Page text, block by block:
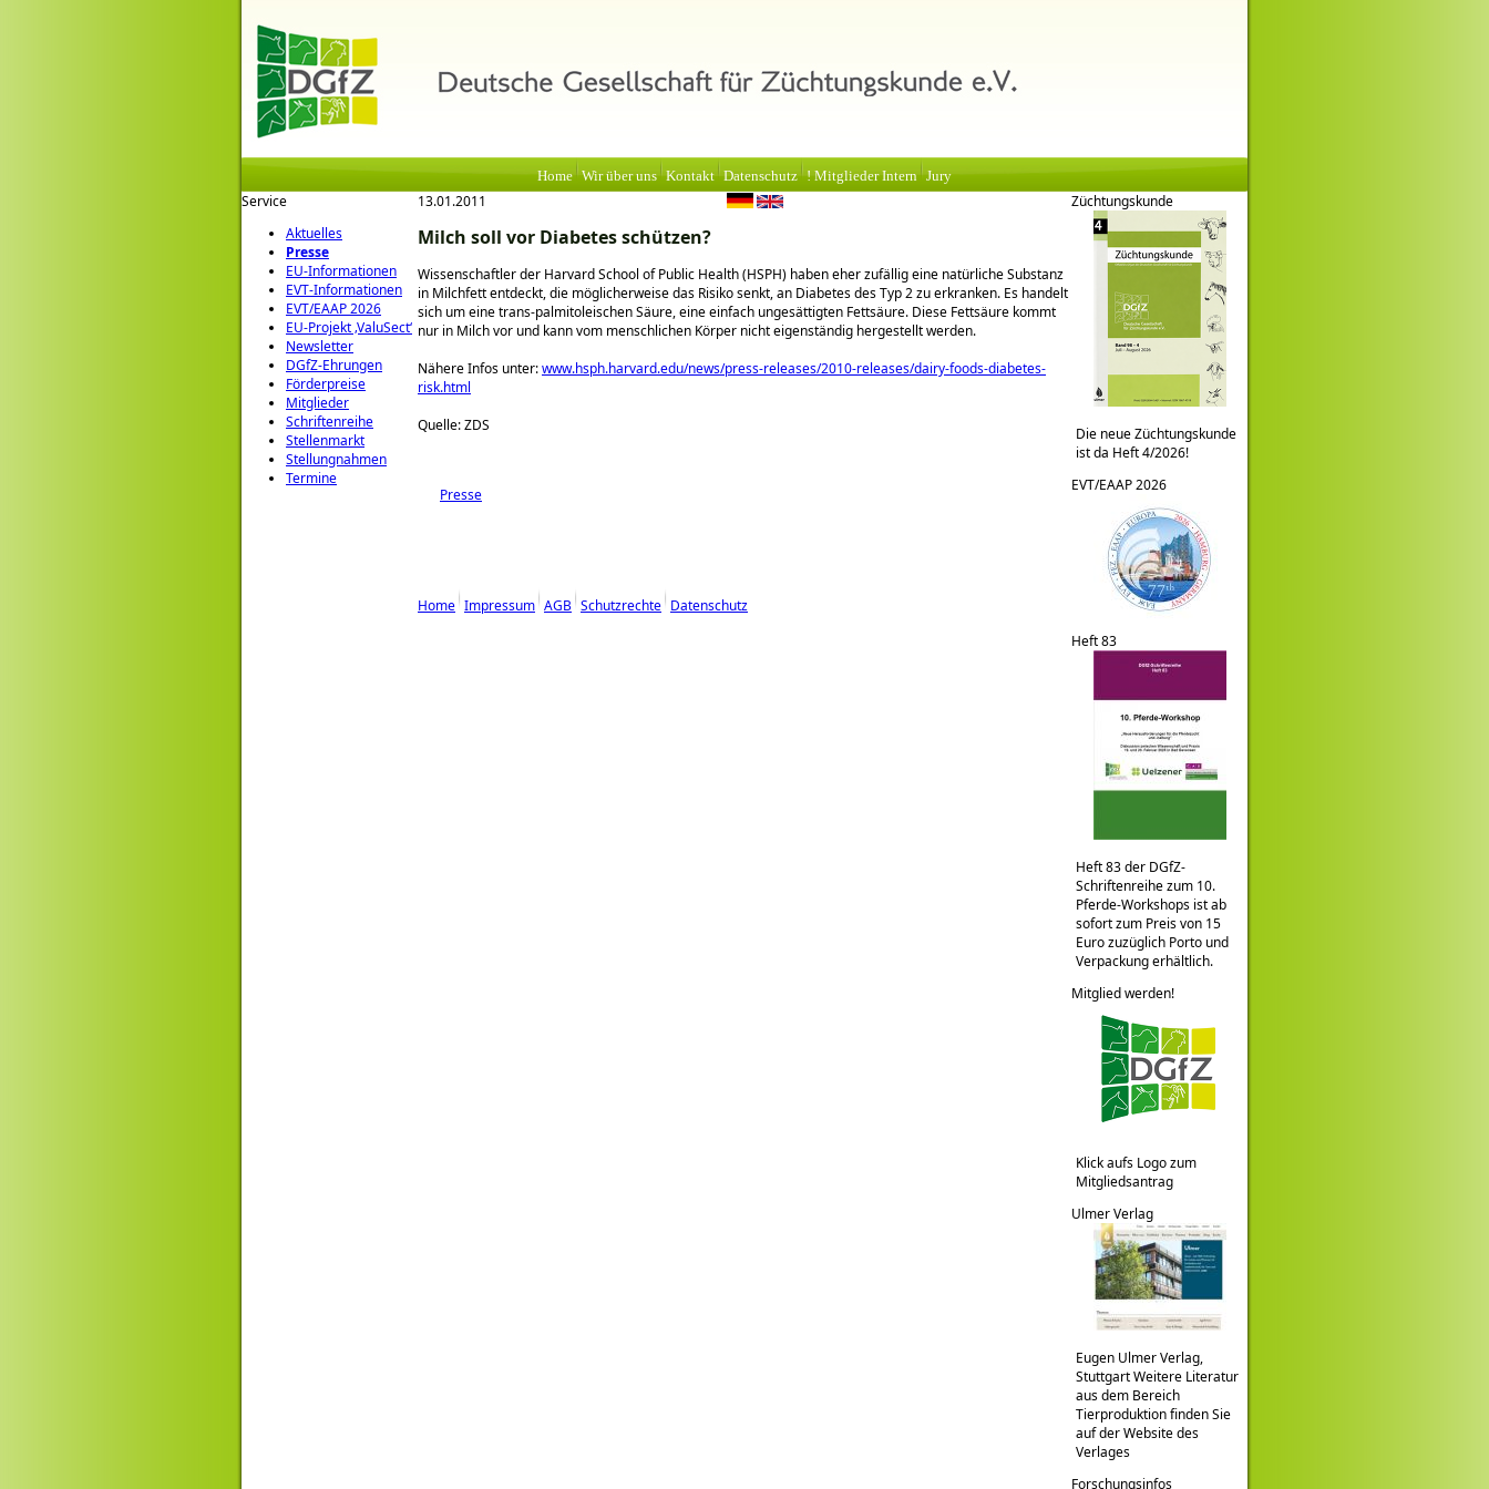
Home Wir über uns Kontakt Datenschutz ! Mitglieder Intern Jury
Service
Aktuelles
Presse
EU-Informationen
EVT-Informationen
EVT/EAAP 2026
EU-Projekt ‚ValuSect‘
Newsletter
DGfZ-Ehrungen
Förderpreise
Mitglieder
Schriftenreihe
Stellenmarkt
Stellungnahmen
Termine
13.01.2011
Milch soll vor Diabetes schützen?
Wissenschaftler der Harvard School of Public Health (HSPH) haben eher zufällig eine natürliche Substanz
in Milchfett entdeckt, die möglicherweise das Risiko senkt, an Diabetes des Typ 2 zu erkranken. Es handelt
sich um eine trans-palmitoleischen Säure, eine einfach ungesättigten Fettsäure. Diese Fettsäure kommt
nur in Milch vor und kann vom menschlichen Körper nicht eigenständig hergestellt werden.
Nähere Infos unter:www.hsph.harvard.edu/news/press-releases/2010-releases/dairy-foods-diabetes-
risk.html
Quelle: ZDS
Presse
Home Impressum AGB Schutzrechte Datenschutz
Züchtungskunde
Die neue Züchtungskunde
ist da Heft 4/2026!
EVT/EAAP 2026
Heft 83
Heft 83 der DGfZ-
Schriftenreihe zum 10.
Pferde-Workshops ist ab
sofort zum Preis von 15
Euro zuzüglich Porto und
Verpackung erhältlich.
Mitglied werden!
Klick aufs Logo zum
Mitgliedsantrag
Ulmer Verlag
Eugen Ulmer Verlag,
Stuttgart Weitere Literatur
aus dem Bereich
Tierproduktion finden Sie
auf der Website des
Verlages
Forschungsinfos